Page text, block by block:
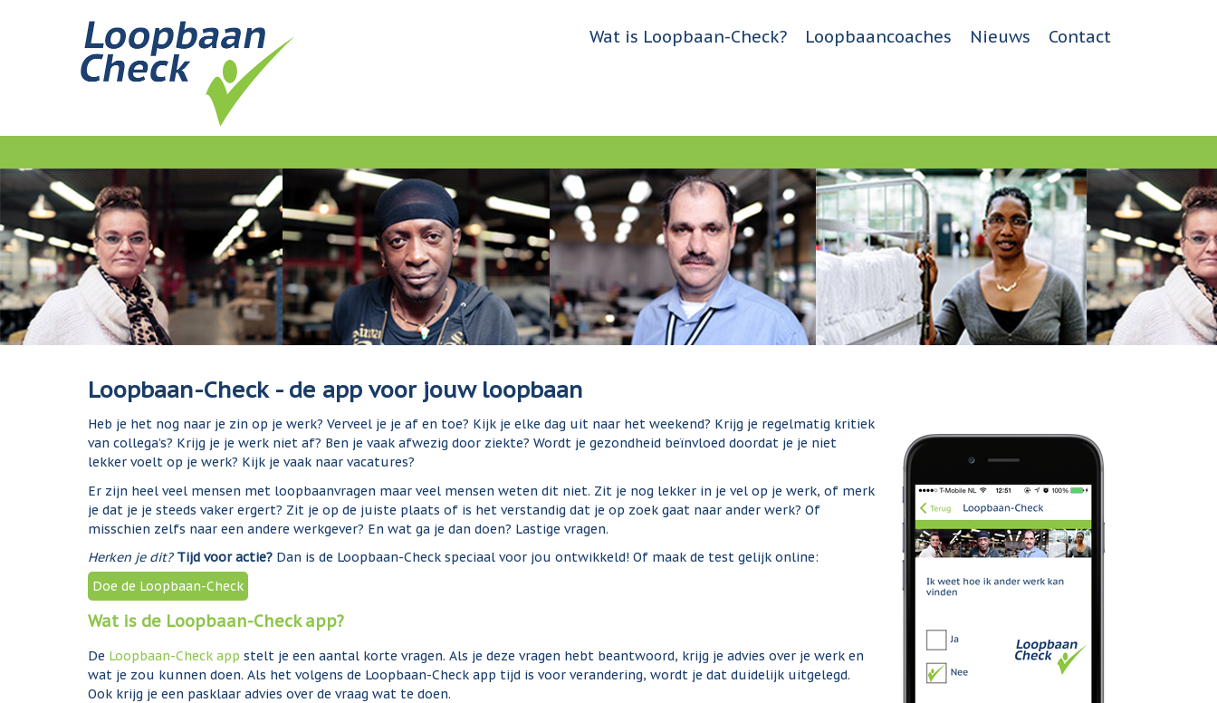
d
m
e
n
u
Wat is Loopbaan-Check? Loopbaancoaches Nieuws Contact
Loopbaan-Check - de app voor jouw loopbaan
Heb je het nog naar je zin op je werk? Verveel je je af en toe? Kijk je elke dag uit naar het weekend? Krijg je regelmatig kritiek
van collega’s? Krijg je je werk niet af? Ben je vaak afwezig door ziekte? Wordt je gezondheid beïnvloed doordat je je niet
lekker voelt op je werk? Kijk je vaak naar vacatures?
Er zijn heel veel mensen met loopbaanvragen maar veel mensen weten dit niet. Zit je nog lekker in je vel op je werk, of merk
je dat je je steeds vaker ergert? Zit je op de juiste plaats of is het verstandig dat je op zoek gaat naar ander werk? Of
misschien zelfs naar een andere werkgever? En wat ga je dan doen? Lastige vragen.
Herken je dit? Tijd voor actie? Dan is de Loopbaan-Check speciaal voor jou ontwikkeld! Of maak de test gelijk online:
Doe de Loopbaan-Check
Wat is de Loopbaan-Check app?
De Loopbaan-Check app stelt je een aantal korte vragen. Als je deze vragen hebt beantwoord, krijg je advies over je werk en
wat je zou kunnen doen. Als het volgens de Loopbaan-Check app tijd is voor verandering, wordt je dat duidelijk uitgelegd.
Ook krijg je een pasklaar advies over de vraag wat te doen.